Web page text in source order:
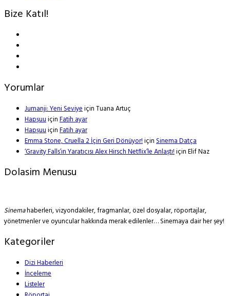
Bize Katıl!
Yorumlar
Jumanji: Yeni SeviyeiçinTuana Artuç
HapşuuiçinFatih ayar
HapşuuiçinFatih ayar
Emma Stone, Cruella 2 İçin Geri Dönüyor!içinSinema Datça
‘Gravity Falls’ın Yaratıcısı Alex Hirsch Netflix’le Anlaştı!içinElif Naz
Dolasim Menusu
Sinemahaberleri, vizyondakiler, fragmanlar, özel dosyalar, röportajlar,
yönetmenler ve oyuncular hakkında merak edilenler… Sinemaya dair her şey!
Kategoriler
Dizi Haberleri
İnceleme
Listeler